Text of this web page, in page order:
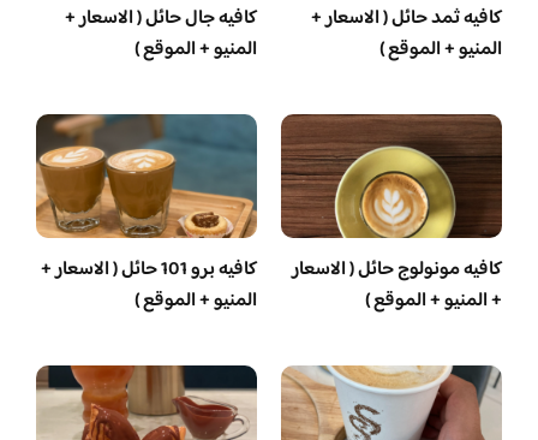
كافيه ثمد حائل ( الاسعار +
المنيو + الموقع )
كافيه جال حائل ( الاسعار +
المنيو + الموقع )
كافيه مونولوج حائل ( الاسعار
+ المنيو + الموقع )
كافيه برو 101 حائل ( الاسعار +
المنيو + الموقع )